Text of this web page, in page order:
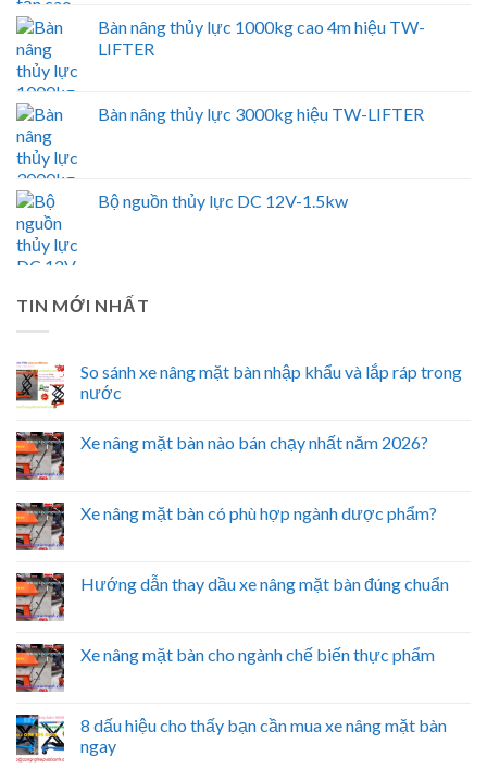
Bàn nâng thủy lực 1000kg cao 4m hiệu TW-
LIFTER
Bàn nâng thủy lực 3000kg hiệu TW-LIFTER
Bộ nguồn thủy lực DC 12V-1.5kw
TIN MỚI NHẤT
So sánh xe nâng mặt bàn nhập khẩu và lắp ráp trong
nước
Xe nâng mặt bàn nào bán chạy nhất năm 2026?
Xe nâng mặt bàn có phù hợp ngành dược phẩm?
Hướng dẫn thay dầu xe nâng mặt bàn đúng chuẩn
Xe nâng mặt bàn cho ngành chế biến thực phẩm
8 dấu hiệu cho thấy bạn cần mua xe nâng mặt bàn
ngay